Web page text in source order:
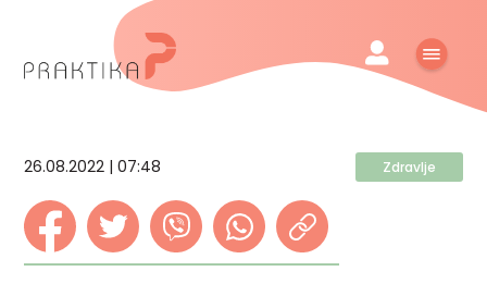
26.08.2022 | 07:48 Zdravlje